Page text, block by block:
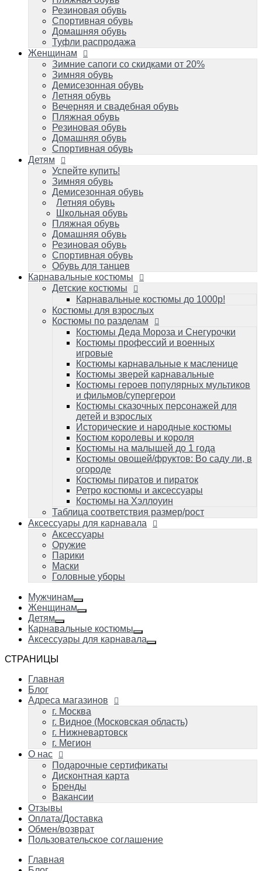
Резиновая обувь
Домашняя обувь
Спортивная обувь
Детям
Успейте купить!
Зимняя обувь
Демисезонная обувь
Летняя обувь
Школьная обувь
Пляжная обувь
Домашняя обувь
Резиновая обувь
Спортивная обувь
Обувь для танцев
Карнавальные костюмы
Детские костюмы
Карнавальные костюмы до 1000р!
Костюмы для взрослых
Костюмы по разделам
Костюмы Деда Мороза и Снегурочки
Костюмы профессий и военных игровые
Костюмы карнавальные к масленице
Костюмы зверей карнавальные
Костюмы героев популярных мультиков
и фильмов/супергерои
Костюмы сказочных персонажей для
детей и взрослых
Исторические и народные костюмы
Костюм королевы и короля
Костюмы на малышей до 1 года
Костюмы овощей/фруктов: Во саду ли, в
огороде
Костюмы пиратов и пираток
Ретро костюмы и аксессуары
Костюмы на Хэллоуин
Таблица соответствия размер/рост
Аксессуары для карнавала
Аксессуары
Оружие
Парики
Маски
Головные уборы
Резиновая обувь
Спортивная обувь
Домашняя обувь
Туфли распродажа
Женщинам
Зимние сапоги со скидками от 20%
Зимняя обувь
Демисезонная обувь
Летняя обувь
Вечерняя и свадебная обувь
Пляжная обувь
Резиновая обувь
Домашняя обувь
Спортивная обувь
Детям
Успейте купить!
Зимняя обувь
Демисезонная обувь
Летняя обувь
Школьная обувь
Пляжная обувь
Домашняя обувь
Резиновая обувь
Спортивная обувь
Обувь для танцев
Карнавальные костюмы
Детские костюмы
Карнавальные костюмы до 1000р!
Костюмы для взрослых
Костюмы по разделам
Костюмы Деда Мороза и Снегурочки
Костюмы профессий и военных
игровые
Костюмы карнавальные к масленице
Костюмы зверей карнавальные
Костюмы героев популярных мультиков
и фильмов/супергерои
Костюмы сказочных персонажей для
детей и взрослых
Исторические и народные костюмы
Костюм королевы и короля
Костюмы на малышей до 1 года
Костюмы овощей/фруктов: Во саду ли, в
огороде
Костюмы пиратов и пираток
Ретро костюмы и аксессуары
Костюмы на Хэллоуин
Таблица соответствия размер/рост
Аксессуары для карнавала
Аксессуары
Оружие
Парики
Маски
Головные уборы
Мужчинам
Женщинам
Детям
Карнавальные костюмы
Аксессуары для карнавала
СТРАНИЦЫ
Главная
Блог
Адреса магазинов
г. Москва
г. Видное (Московская область)
г. Нижневартовск
г. Мегион
О нас
Подарочные сертификаты
Дисконтная карта
Бренды
Вакансии
Отзывы
Оплата/Доставка
Обмен/возврат
Пользовательское соглашение
Главная